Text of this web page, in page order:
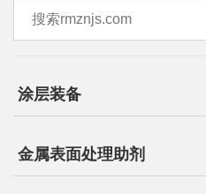
涂层装备
金属表面处理助剂